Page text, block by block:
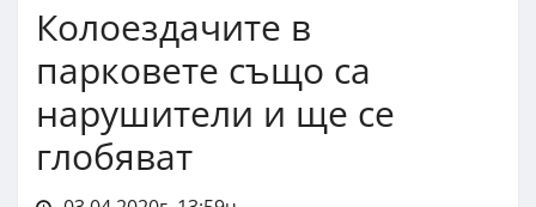
Колоездачите в
парковете също са
нарушители и ще се
глобяват